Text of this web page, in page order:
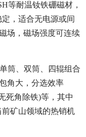
等耐温钕铁硼磁材，
，适合无电源或间
场，磁场强度可连续
筒、双筒、四辊组合
角大，分选效率
死角除铁)等，其中
矿山领域的热销机